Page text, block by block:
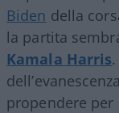
Biden della
la partita
Kamala Harris
propendere per